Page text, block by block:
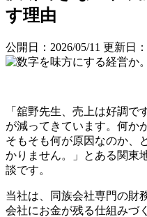
す理由
公開日：2026/05/11 更新日
「舘野先生、売上は好調
が減ってきています。何か
そもそも何が原因なのか、
かりません。」とある関東
談です。
当社は、同族会社専門の財
会社にお金が残る仕組みづ